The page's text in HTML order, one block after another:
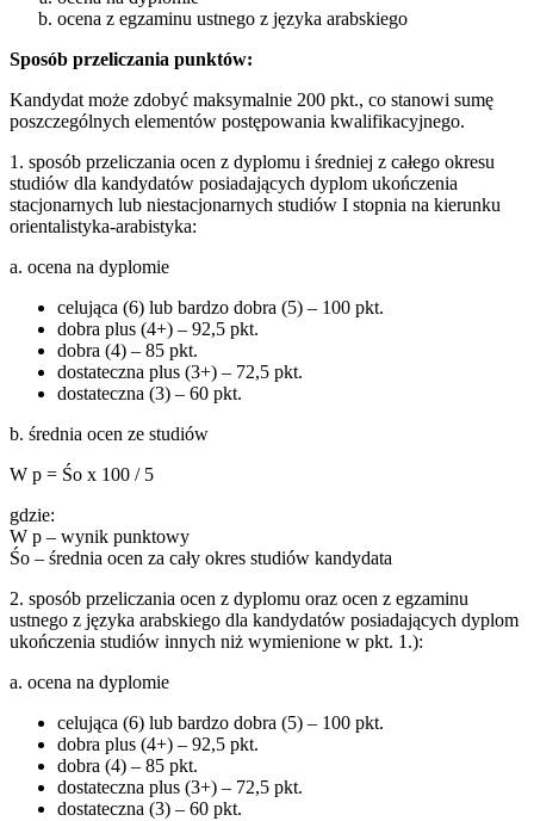
ocena z egzaminu ustnego z języka arabskiego
Sposób przeliczania punktów:
Kandydat może zdobyć maksymalnie 200 pkt., co stanowi sumę
poszczególnych elementów postępowania kwalifikacyjnego.
1. sposób przeliczania ocen z dyplomu i średniej z całego okresu
studiów dla kandydatów posiadających dyplom ukończenia
stacjonarnych lub niestacjonarnych studiów I stopnia na kierunku
orientalistyka-arabistyka:
a. ocena na dyplomie
celująca (6) lub bardzo dobra (5) – 100 pkt.
dobra plus (4+) – 92,5 pkt.
dobra (4) – 85 pkt.
dostateczna plus (3+) – 72,5 pkt.
dostateczna (3) – 60 pkt.
b. średnia ocen ze studiów
W p = Śo x 100 / 5
gdzie:
W p – wynik punktowy
Śo – średnia ocen za cały okres studiów kandydata
2. sposób przeliczania ocen z dyplomu oraz ocen z egzaminu
ustnego z języka arabskiego dla kandydatów posiadających dyplom
ukończenia studiów innych niż wymienione w pkt. 1.):
a. ocena na dyplomie
celująca (6) lub bardzo dobra (5) – 100 pkt.
dobra plus (4+) – 92,5 pkt.
dobra (4) – 85 pkt.
dostateczna plus (3+) – 72,5 pkt.
dostateczna (3) – 60 pkt.